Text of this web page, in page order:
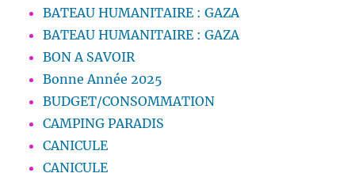
BATEAU HUMANITAIRE : GAZA
BATEAU HUMANITAIRE : GAZA
BON A SAVOIR
Bonne Année 2025
BUDGET/CONSOMMATION
CAMPING PARADIS
CANICULE
CANICULE